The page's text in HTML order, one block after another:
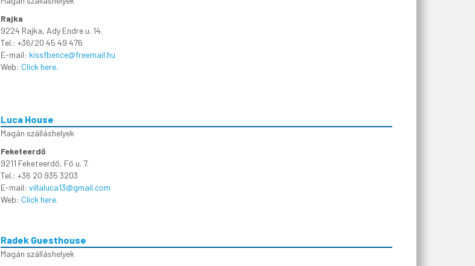
Rajka
9224 Rajka, Ady Endre u. 14.
Tel.: +36/20 45 49 476
E-mail: kissfbence@freemail.hu
Web: Click here.
Luca House
Magán szálláshelyek
Feketeerdő
9211 Feketeerdő, Fő u. 7.
Tel.: +36 20 935 3203
E-mail: villaluca13@gmail.com
Web: Click here.
Radek Guesthouse
Magán szálláshelyek